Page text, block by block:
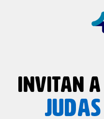
INVITAN A
JUDAS